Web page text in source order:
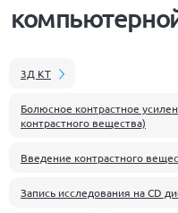
3Д КТ
Болюсное контрастное
контрастного вещества)
Введение контрастного
Запись исследования на CD